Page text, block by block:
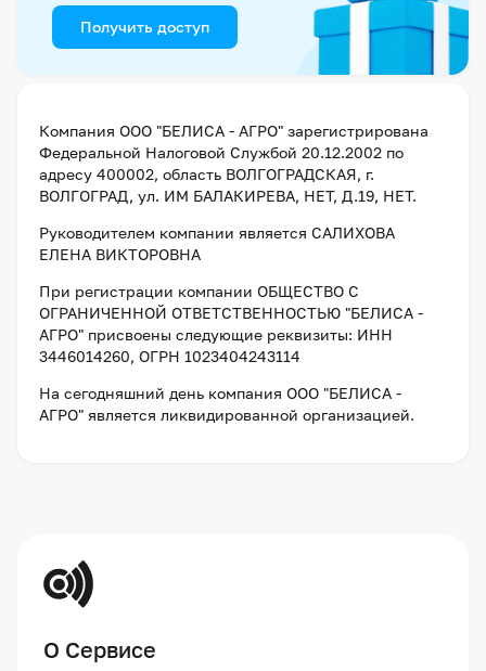
Получить доступ
Компания ООО "БЕЛИСА - АГРО" зарегистрирована
Федеральной Налоговой Службой 20.12.2002 по
адресу 400002, область ВОЛГОГРАДСКАЯ, г.
ВОЛГОГРАД, ул. ИМ БАЛАКИРЕВА, НЕТ, Д.19, НЕТ.
Руководителем компании является САЛИХОВА
ЕЛЕНА ВИКТОРОВНА
При регистрации компании ОБЩЕСТВО С
ОГРАНИЧЕННОЙ ОТВЕТСТВЕННОСТЬЮ "БЕЛИСА -
АГРО" присвоены следующие реквизиты: ИНН
3446014260, ОГРН 1023404243114
На сегодняшний день компания ООО "БЕЛИСА -
АГРО" является ликвидированной организацией.
О Сервисе